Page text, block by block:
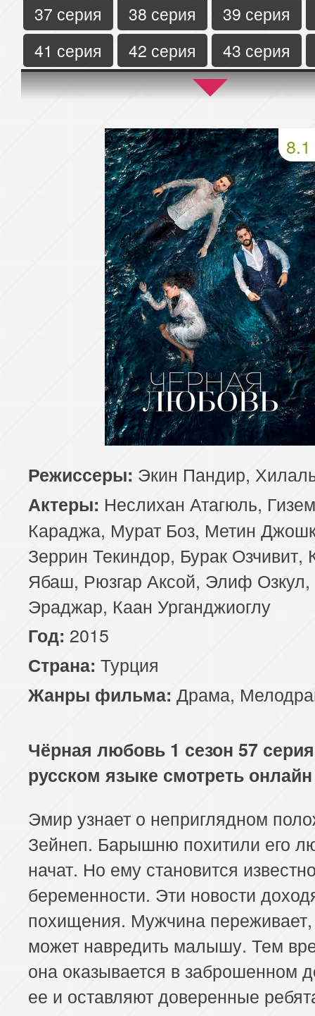
37 серия
38 серия
39 серия
41 серия
42 серия
43 серия
45 серия
46 серия
47 серия
50 серия
51 серия
54 серия
55 серия
58 серия
59 серия
62 серия
63 серия
66 серия
67 серия
70 серия
71 серия
74 серия
75 серия
78 серия
79 серия
82 серия
83 серия
86 серия
87 серия
91 серия
93 серия
94 серия
95 серия
97 серия
98 серия 99 серия
101 серия
102 серия 103 серия
105 серия
109 серия
110 серия
113 серия
114 серия
8.1
Режиссеры: Экин Пандир,
Актеры: Неслихан Атагюль, Гизем
Караджа, Мурат Боз, Метин
Зеррин Текиндор, Бурак Озчивит,
Ябаш, Рюзгар Аксой, Элиф Озкул,
Эраджар, Каан Урганджиоглу
Год: 2015
Страна: Турция
Жанры фильма: Драма,
Чёрная любовь 1 сезон 57
русском языке смотреть онлайн
Эмир узнает о неприглядном
Зейнеп. Барышню похитили его
начат. Но ему становится
беременности. Эти новости
похищения. Мужчина переживает,
может навредить малышу. Тем
она оказывается в заброшенном
ее и оставляют доверенные